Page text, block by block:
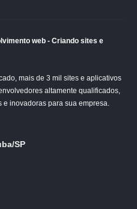
web - Criando sites e
mais de 3 mil sites e aplicativos
altamente qualificados,
inovadoras para sua empresa.
SP